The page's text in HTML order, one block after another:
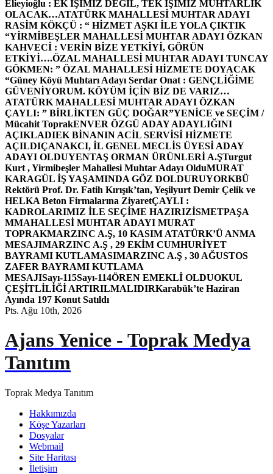
Elieyioğlu : EK İŞİMİZ DEĞİL, TEK İŞİMİZ MUHTARLIK
OLACAK…ATATÜRK MAHALLESİ MUHTAR ADAYI
RASİM KÖKÇÜ : “ HİZMET AŞKI İLE YOLA ÇIKTIK
“YİRMİBEŞLER MAHALLESİ MUHTAR ADAYI ÖZKAN
KAHVECİ : VERİN BİZE YETKİYİ, GÖRÜN
ETKİYİ….ÖZAL MAHALLESİ MUHTAR ADAYI TUNCAY
GÖKMEN: ” ÖZAL MAHALLESİ HİZMETE DOYACAK
“Güney Köyü Muhtarı Adayı Serdar Onat : GENÇLİĞİME
GÜVENİYORUM. KÖYÜM İÇİN BİZ DE VARIZ…
ATATÜRK MAHALLESİ MUHTAR ADAYI ÖZKAN
ÇAYLI: ” BİRLİKTEN GÜÇ DOĞAR”YENİCE ve SEÇİM /
Mücahit ToprakENVER ÖZGÜ ADAY ADAYLIĞINI
AÇIKLADIEK BİNANIN ACİL SERVİSİ HİZMETE
AÇILDIÇANAKCI, İL GENEL MECLİS ÜYESİ ADAY
ADAYI OLDUYENTAŞ ORMAN ÜRÜNLERİ A.ŞTurgut
Kurt , Yirmibeşler Mahallesi Muhtar Adayı OlduMURAT
KARAGÜL İŞ YAŞAMINDA GÖZ DOLDURUYORKBÜ
Rektörü Prof. Dr. Fatih Kırışık’tan, Yeşilyurt Demir Çelik ve
HELKA Beton Firmalarına ZiyaretÇAYLI :
KADROLARIMIZ İLE SEÇİME HAZIRIZİSMETPAŞA
MMAHALLESİ MUHTAR ADAYI MURAT
TOPRAKMARZINC A.Ş, 10 KASIM ATATÜRK’Ü ANMA
MESAJIMARZINC A.Ş , 29 EKİM CUMHURİYET
BAYRAMI KUTLAMASIMARZINC A.Ş , 30 AĞUSTOS
ZAFER BAYRAMI KUTLAMA
MESAJISayı-115Sayı-114ÖREN EMEKLİ OLDUOKUL
ÇEŞİTLİLİĞİ ARTIRILMALIDIRKarabük’te Haziran
Ayında 197 Konut Satıldı
Pts. Ağu 10th, 2026
Ajans Yenice - Toprak Medya
Tanıtım
Toprak Medya Tanıtım
Hakkımızda
Köşe Yazarları
Dosyalar
Webmail
Site Haritası
İletişim